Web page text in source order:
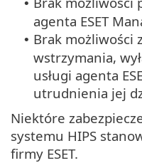
agenta ESET
• Brak możliwości
wstrzymania,
usługi agenta
utrudnienia jej
Niektóre
systemu HIPS
firmy ESET.